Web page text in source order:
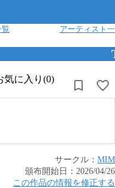
アーティスト
気に入り(0)
サークル： MIM
頒布開始日： 2026/04/26
この作品の情報を修正する